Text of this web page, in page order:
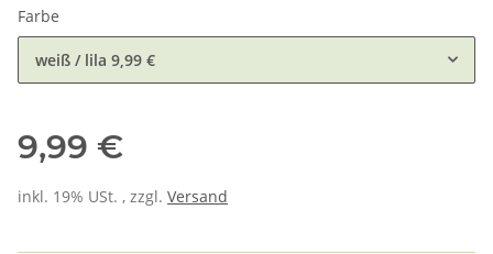
Farbe
weiß / lila 9,99 €
9,99 €
inkl. 19% USt. , zzgl. Versand